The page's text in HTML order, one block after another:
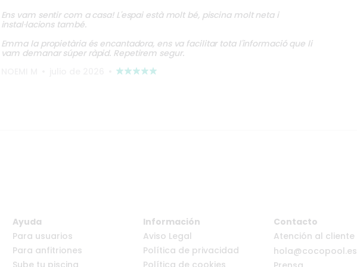
Ens vam sentir com a casa! L'espai està molt bé, piscina molt neta i
instal·lacions també.
Emma la propietària és encantadora, ens va facilitar tota l'informació que li
vam demanar súper ràpid. Repetirem segur.
Ayuda
Para usuarios
Para anfitriones
Información
Aviso Legal
Política de privacidad
Contacto
Atención al cliente
hola@cocopool.es